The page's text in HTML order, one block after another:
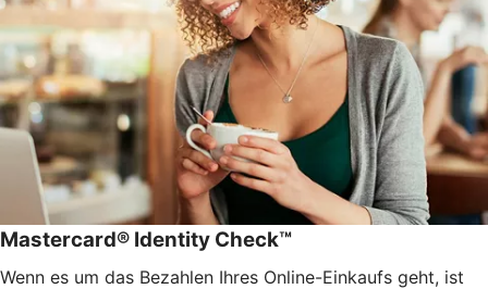
Mastercard® Identity Check™
Wenn es um das Bezahlen Ihres Online-Einkaufs geht, ist